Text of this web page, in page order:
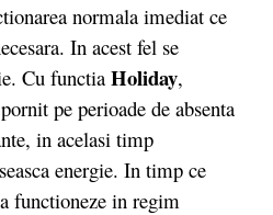
normala imediat ce
In acest fel se
Cu functia Holiday,
pe perioade de absenta
in acelasi timp
energie. In timp ce
functioneze in regim